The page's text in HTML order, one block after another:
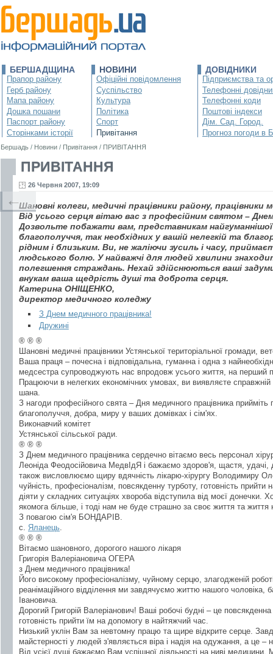
БЕРШАДЩИНА
Прапор району
Герб району
Мапа району
Дошка пошани
Паспорт району
Сторінками історії
НОВИНИ
Офіційні повідомлення
Суспільство
Культура
Політика
Спорт
Привітання
ДОВІДНИКИ
Підприємства та
Телефонні
Телефонні коди
Поштові індекси
Дім. Сад. Город.
Прогноз погоди в
Бершадь / Новини / Привітання / ПРИВІТАННЯ
ПРИВІТАННЯ
26 Червня 2007, 19:09
Шановні колеги, медичні працівники району,
Від усього серця вітаю вас з професійним святом –
Дозвольте побажати вам, представникам найгуманнішої
благополуччя, так необхідних у вашій нелегкій та
рідним і близьким. Ви, не жаліючи зусиль і часу,
людського болю. У найважчі для людей хвилини
полегшення страждань. Нехай здійснюються ваші
внукам ваша щедрість душі та доброта серця.
Катерина ОНІЩЕНКО,
директор медичного коледжу
З Днем медичного працівника!
Дружині
® ® ®
Шановні медичні працівники Устянської територіальної громади,
Ваша праця – почесна і відповідальна, гуманна і одна з
медсестра супроводжують нас впродовж усього життя, на перший
Працюючи в нелегких економічних умовах, ви виявляєте
шана.
З нагоди професійного свята – Дня медичного працівника
благополуччя, добра, миру у ваших домівках і сім'ях.
Виконавчий комітет
Устянської сільської ради.
® ® ®
З Днем медичного працівника сердечно вітаємо весь персонал
Леоніда Феодосійовича МедвІдЯ і бажаємо здоров'я, щастя,
також висловлюємо щиру вдячність лікарю-хірургу Володимиру
чуйність, професіоналізм, повсякденну турботу, готовність
діяти у складних ситуаціях хвороба відступила від моєї донечки.
якомога більше, і тоді нам не буде страшно за своє життя та життя
З повагою сім'я БОНДАРІВ.
с. Яланець
® ® ®
Вітаємо шановного, дорогого нашого лікаря
Григорія Валеріановича ОГЕРА
з Днем медичного працівника!
Його високому професіоналізму, чуйному серцю, злагодженій
реанімаційного відділення ми завдячуємо життю нашого чоловіка,
Івановича.
Дорогий Григорій Валеріанович! Ваші робочі будні – це
готовність прийти їм на допомогу в найтяжчий час.
Низький уклін Вам за невтомну працю та щире відкрите серце.
майстерності у людей з'являється віра і надія на одужання, а це –
Від усієї душі бажаємо Вам успішної діяльності на ниві медицини.
←